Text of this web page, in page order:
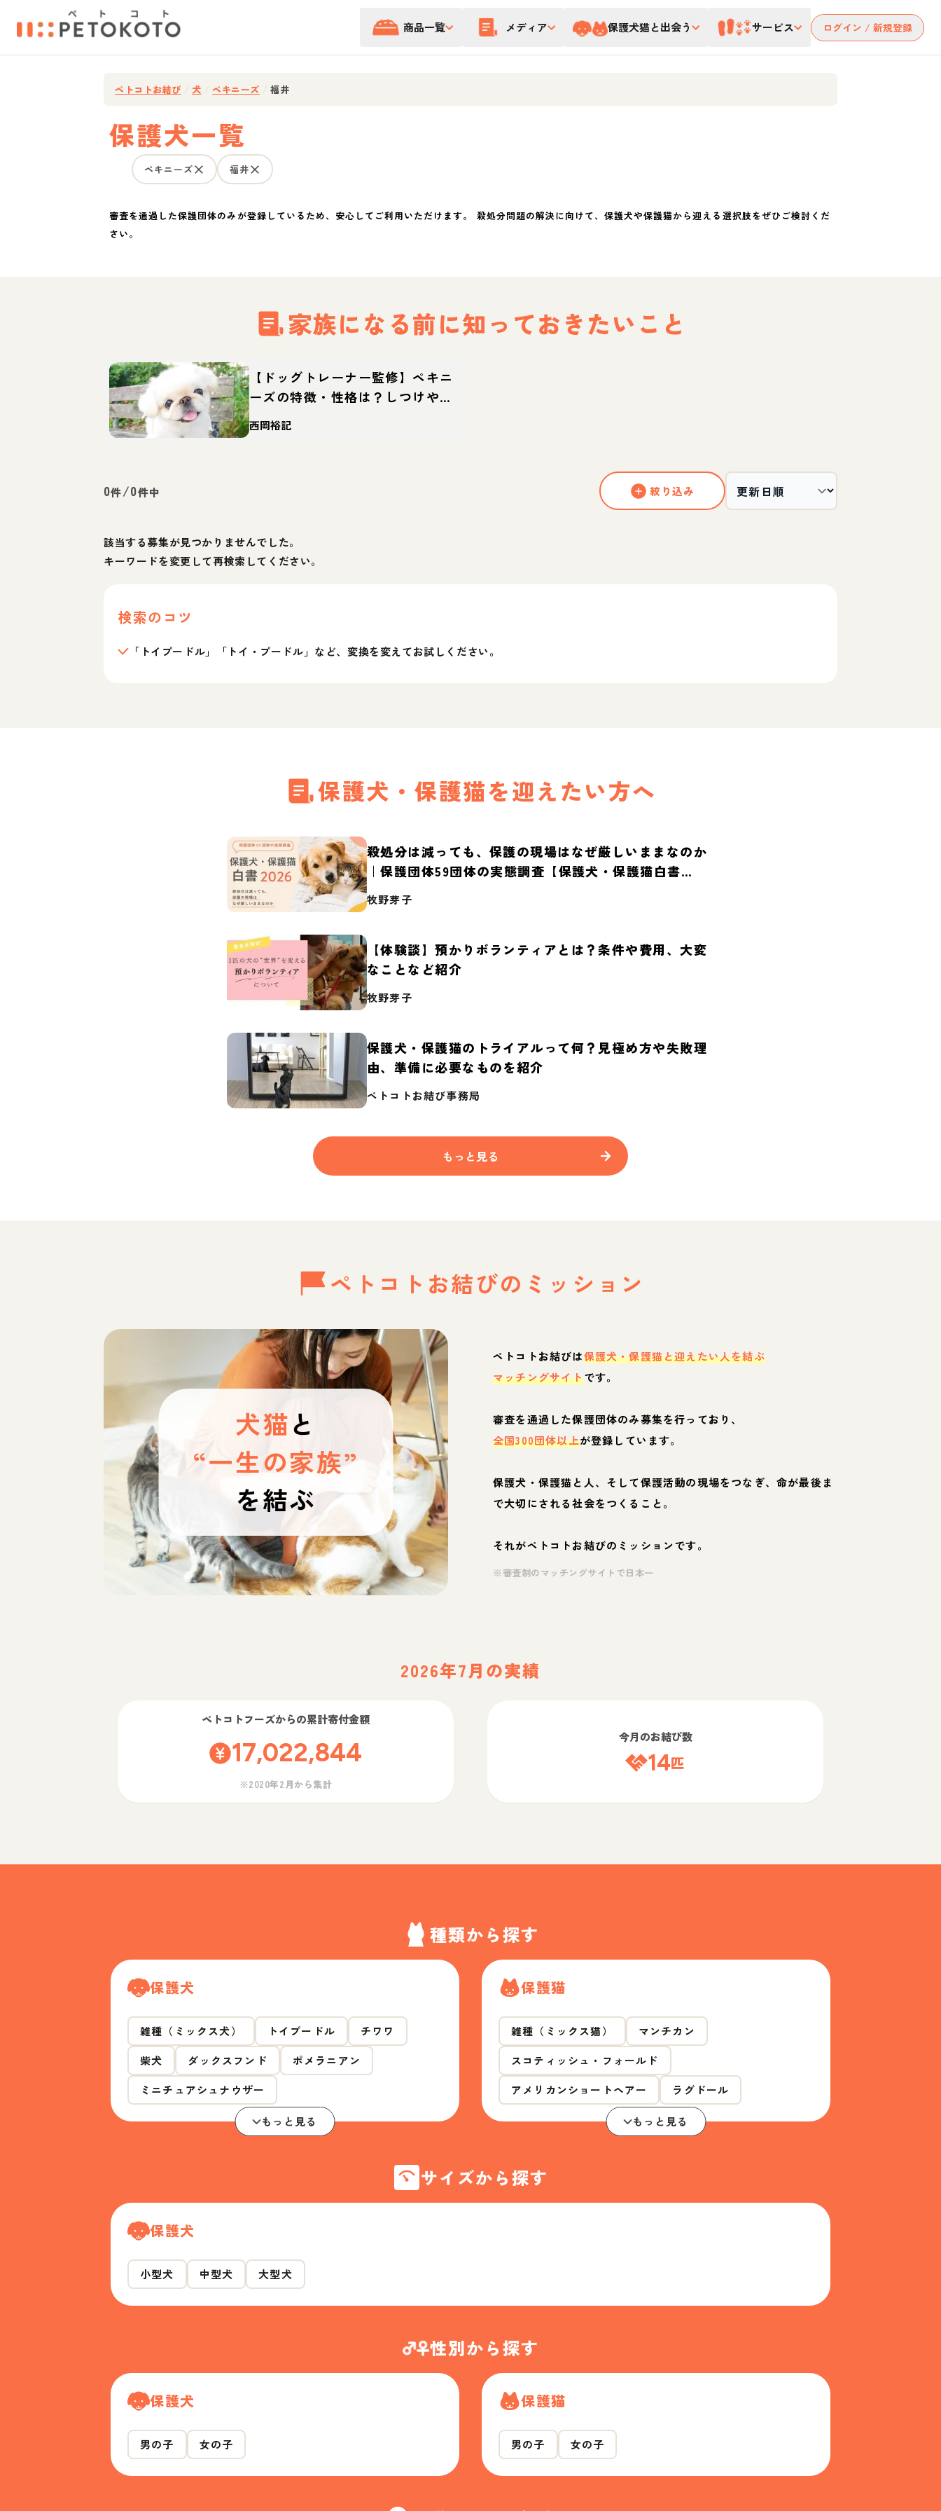
商品一覧 メディア 保護犬猫と出会う サービス ログイン / 新規登録
ペトコトお結び 犬 ペキニーズ 福井
保護犬一覧
ペキニーズ 福井
審査を通過した保護団体のみが登録しているため、安心してご利用いただけます。 殺処分問題の解決に向けて、保護犬や保護猫から迎える選択肢をぜひご検討くだ
さい。
家族になる前に知っておきたいこと
【ドッグトレーナー監修】ペキニ
ーズの特徴・性格は？しつけやカ
ットなどの飼い方や迎え方も
西岡裕記
0件/0件中 絞り込み
該当する募集が見つかりませんでした。
キーワードを変更して再検索してください。
検索のコツ
「トイプードル」「トイ・プードル」など、変換を変えてお試しください。
保護犬・保護猫を迎えたい方へ
殺処分は減っても、保護の現場はなぜ厳しいままなのか
｜保護団体59団体の実態調査【保護犬・保護猫白書
2026】
牧野芽子
【体験談】預かりボランティアとは？条件や費用、大変
なことなど紹介
牧野芽子
保護犬・保護猫のトライアルって何？見極め方や失敗理
由、準備に必要なものを紹介
ペトコトお結び事務局
もっと見る
ペトコトお結びの ミッション
犬猫と
“一生の家族”
を結ぶ
ペトコトお結びは保護犬・保護猫と迎えたい人を結ぶ
マッチングサイトです。
審査を通過した保護団体のみ募集を行っており、
全国300団体以上が登録しています。
保護犬・保護猫と人、そして保護活動の現場をつなぎ、命が最後ま
で大切にされる社会をつくること。
それがペトコトお結びのミッションです。
※審査制のマッチングサイトで日本一
2026年7月の実績
ペトコトフーズからの累計寄付金額
17,022,844
※2020年2月から集計
今月のお結び数
14匹
種類から探す
保護犬
雑種（ミックス犬） トイプードル
チワワ
柴犬
ダックスフンド
ポメラニアン
ミニチュアシュナウザー
もっと見る
保護猫
雑種（ミックス猫）
マンチカン
スコティッシュ・フォールド
アメリカンショートヘアー
ラグドール
もっと見る
サイズから探す
保護犬
小型犬 中型犬 大型犬
性別から探す
保護犬
男の子 女の子
保護猫
男の子 女の子